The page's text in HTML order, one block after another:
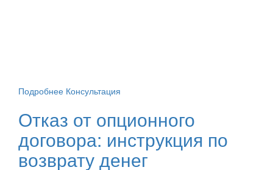
Подробнее Консультация
Отказ от опционного
договора: инструкция по
возврату денег